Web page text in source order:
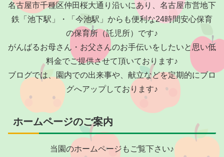
名古屋市千種区仲田桜大通り沿いにあり、名古屋市営地下
鉄「池下駅」・「今池駅」からも便利な24時間安心保育
の保育所（託児所）です♪
がんばるお母さん・お父さんのお手伝いをしたいと思い低
料金でご提供させて頂いております♪
ブログでは、園内での出来事や、献立などを定期的にブロ
グへアップしております♪
ホームページのご案内
当園のホームページもご覧下さい♪